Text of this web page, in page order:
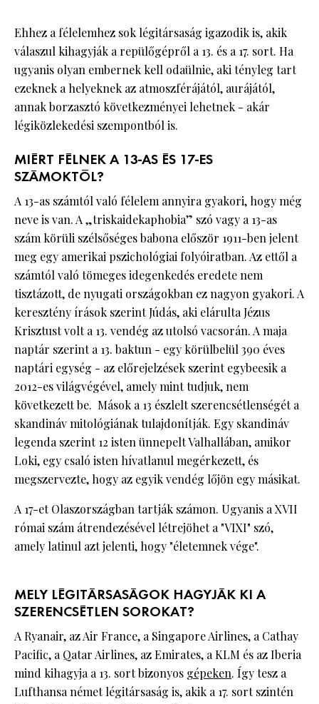
Ehhez a félelemhez sok légitársaság igazodik is, akik
válaszul kihagyják a repülőgépről a 13. és a 17. sort. Ha
ugyanis olyan embernek kell odaülnie, aki tényleg tart
ezeknek a helyeknek az atmoszférájától, aurájától,
annak borzasztó következményei lehetnek - akár
légiközlekedési szempontból is.
MIÉRT FÉLNEK A 13-AS ÉS 17-ES
SZÁMOKTÓL?
A 13-as számtól való félelem annyira gyakori, hogy még
neve is van. A „triskaidekaphobia” szó vagy a 13-as
szám körüli szélsőséges babona először 1911-ben jelent
meg egy amerikai pszichológiai folyóiratban. Az ettől a
számtól való tömeges idegenkedés eredete nem
tisztázott, de nyugati országokban ez nagyon gyakori. A
keresztény írások szerint Júdás, aki elárulta Jézus
Krisztust volt a 13. vendég az utolsó vacsorán. A maja
naptár szerint a 13. baktun - egy körülbelül 390 éves
naptári egység - az előrejelzések szerint egybeesik a
2012-es világvégével, amely mint tudjuk, nem
következett be. Mások a 13 észlelt szerencsétlenségét a
skandináv mitológiának tulajdonítják. Egy skandináv
legenda szerint 12 isten ünnepelt Valhallában, amikor
Loki, egy csaló isten hívatlanul megérkezett, és
megszervezte, hogy az egyik vendég lőjön egy másikat.
A 17-et Olaszországban tartják számon. Ugyanis a XVII
római szám átrendezésével létrejöhet a "VIXI" szó,
amely latinul azt jelenti, hogy "életemnek vége".
MELY LÉGITÁRSASÁGOK HAGYJÁK KI A
SZERENCSÉTLEN SOROKAT?
A Ryanair, az Air France, a Singapore Airlines, a Cathay
Pacific, a Qatar Airlines, az Emirates, a KLM és az Iberia
mind kihagyja a 13. sort bizonyos gépeken. Így tesz a
Lufthansa német légitársaság is, akik a 17. sort szintén